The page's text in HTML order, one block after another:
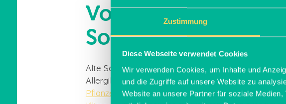
Zustimmung
Diese Webseite verwendet Cookies
Wir verwenden Cookies, um Inhalte und
und die Zugriffe auf unsere Website zu
Website an unsere Partner für soziale
Vorteile und
Sorten
Alte Sorten bringen einige einzigartige Vorteile mit
Allergiker geeigneter. Zudem sind sie häufig
Pflanzenschutzmittel. Ihre Anpassungsfähigkeit an